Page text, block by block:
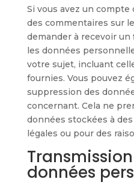
Si vous avez un compte
des commentaires sur
demander à recevoir
les données
votre sujet, incluant
fournies. Vous pouvez
suppression des
concernant. Cela ne
données stockées à
légales ou pour des
données